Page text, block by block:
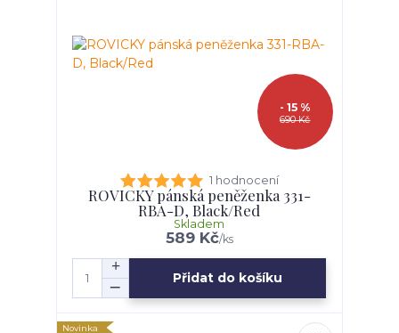
690 Kč
- 15 %
1 hodnocení
ROVICKY pánská peněženka 331-
RBA-D, Black/Red
589 Kč/ks
Skladem
Přidat do košíku
Novinka